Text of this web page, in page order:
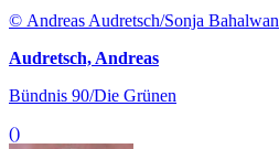
© Andreas Audretsch/Sonja Bahalwan
Audretsch, Andreas
Bündnis 90/Die Grünen
()